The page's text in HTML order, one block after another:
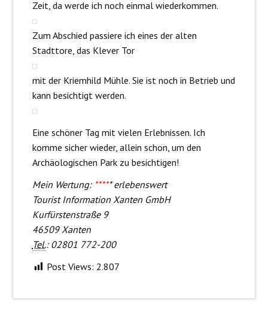
Zeit, da werde ich noch einmal wiederkommen.
Zum Abschied passiere ich eines der alten
Stadttore, das Klever Tor
mit der Kriemhild Mühle. Sie ist noch in Betrieb und
kann besichtigt werden.
Eine schöner Tag mit vielen Erlebnissen. Ich
komme sicher wieder, allein schon, um den
Archäologischen Park zu besichtigen!
Mein Wertung: ***** erlebenswert
Tourist Information Xanten GmbH
Kurfürstenstraße 9
46509 Xanten
Tel.: 02801 772-200
Post Views: 2.807